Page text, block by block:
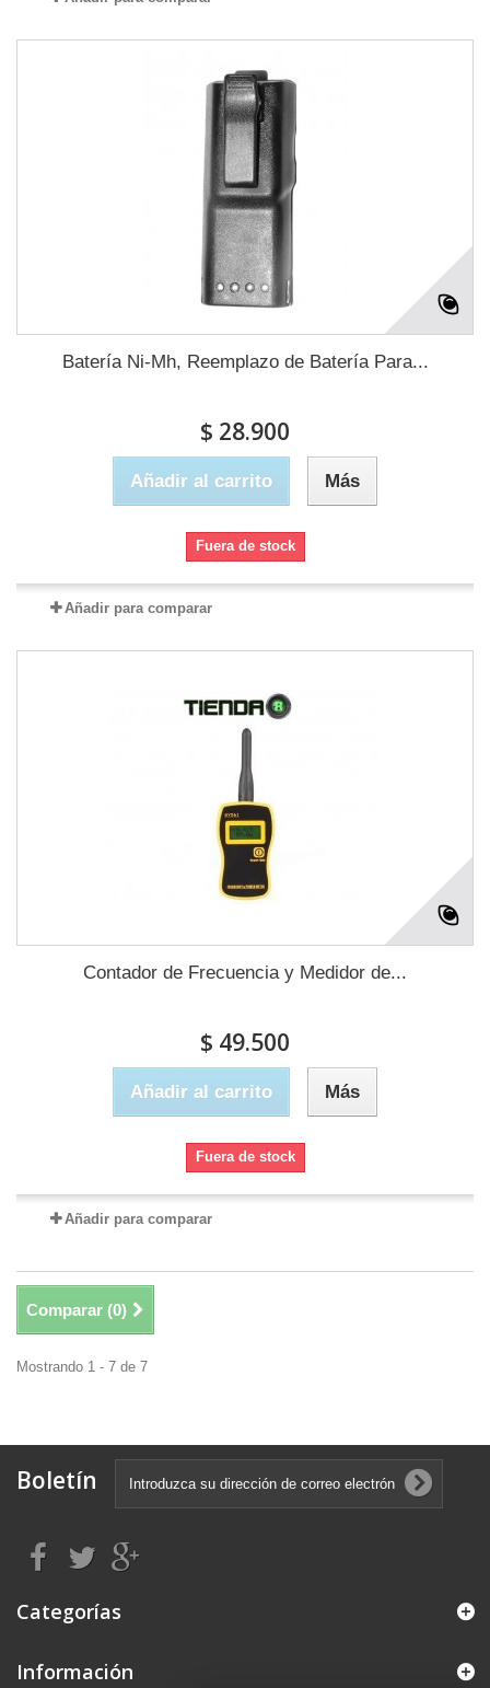
Batería Ni-Mh, Reemplazo de Batería Para...
$ 28.900
Añadir al carrito Más
Fuera de stock
Añadir para comparar
Contador de Frecuencia y Medidor de...
$ 49.500
Añadir al carrito Más
Fuera de stock
Añadir para comparar
Comparar (0)
Mostrando 1 - 7 de 7
Boletín
Categorías
Información